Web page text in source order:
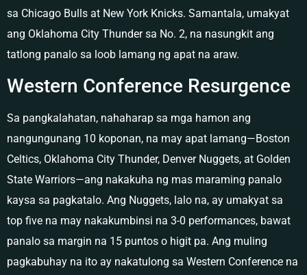
sa Chicago Bulls at New York Knicks. Samantala, umakyat
ang Oklahoma City Thunder sa No. 2, na nasungkit ang
tatlong panalo sa loob lamang ng apat na araw.
Western Conference Resurgence
Sa pangkalahatan, nahaharap sa mga hamon ang
nangungunang 10 koponan, na may apat lamang—Boston
Celtics, Oklahoma City Thunder, Denver Nuggets, at Golden
State Warriors—ang nakakuha ng mas maraming panalo
kaysa sa pagkatalo. Ang Nuggets, lalo na, ay umakyat sa
top five na may nakakumbinsi na 3-0 performances, bawat
panalo sa margin na 15 puntos o higit pa. Ang muling
pagkabuhay na ito ay nakatulong sa Western Conference na